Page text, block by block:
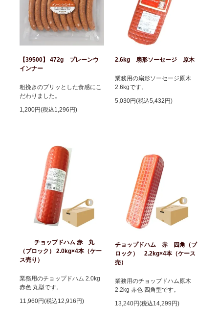
【39500】 472g プレーンウ
インナー
粗挽きのプリッとした食感にこ
だわりました。
1,200円(税込1,296円)
2.6kg 扇形ソーセージ 原木
業務用の扇形ソーセージ原木
2.6kgです。
5,030円(税込5,432円)
チョップドハム 赤 丸
（ブロック） 2.0kg×4本（ケー
ス売り）
業務用のチョップドハム 2.0kg
赤色 丸型です。
11,960円(税込12,916円)
チョップドハム 赤 四角（ブ
ロック） 2.2kg×4本（ケース
売）
業務用のチョップドハム原木
2.2kg 赤色 四角型です。
13,240円(税込14,299円)